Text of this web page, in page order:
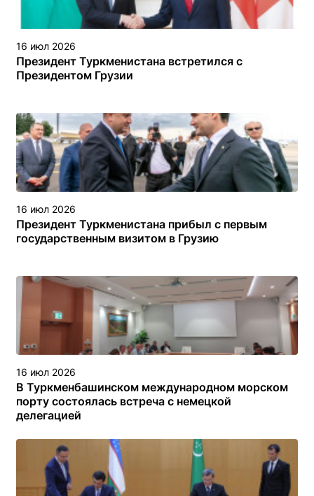
16 июл 2026
Президент Туркменистана встретился с
Президентом Грузии
16 июл 2026
Президент Туркменистана прибыл с первым
государственным визитом в Грузию
16 июл 2026
В Туркменбашинском международном морском
порту состоялась встреча с немецкой
делегацией